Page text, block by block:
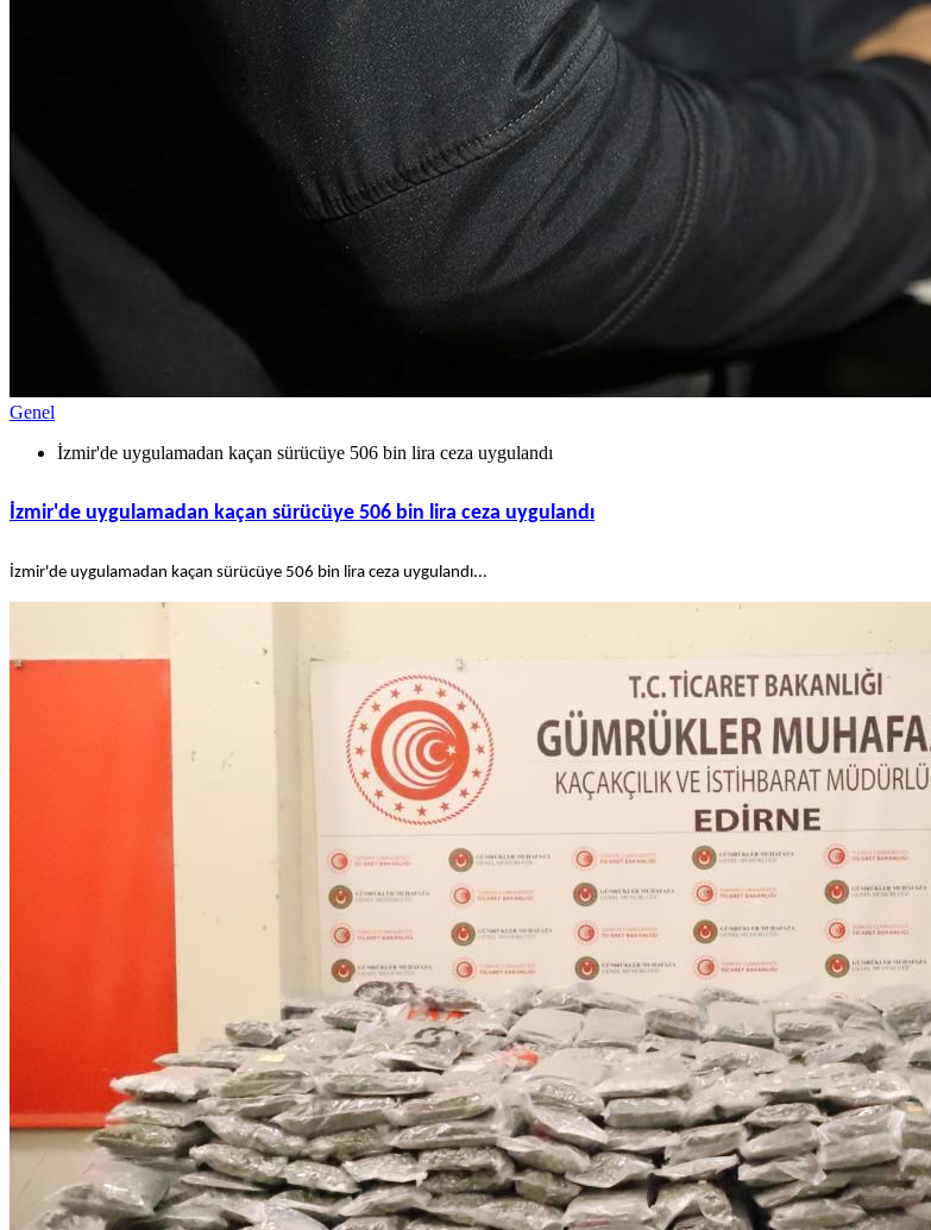
Genel
İzmir'de uygulamadan kaçan sürücüye 506 bin lira ceza uygulandı
İzmir'de uygulamadan kaçan sürücüye 506 bin lira ceza uygulandı
İzmir'de uygulamadan kaçan sürücüye 506 bin lira ceza uygulandı...